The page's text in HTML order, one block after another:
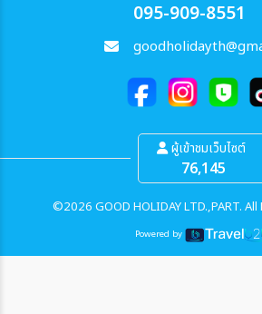
095-909-8551
ผู้เข้าชมเว็บไซต์
76,145
©2026 GOOD HOLIDAY LTD.,PART.
Powered by